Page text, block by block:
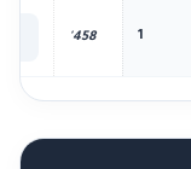
1
458'